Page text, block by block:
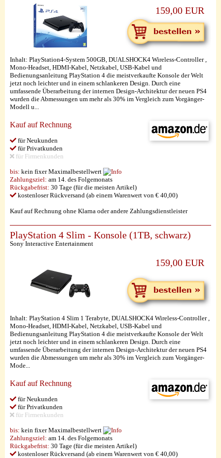
159,00 EUR
Inhalt: PlayStation4-System 500GB, DUALSHOCK4 Wireless-Controller ,
Mono-Headset, HDMI-Kabel, Netzkabel, USB-Kabel und
Bedienungsanleitung PlayStation 4 die meistverkaufte Konsole der Welt
jetzt noch leichter und in einem schlankeren Design. Durch eine
umfassende Überarbeitung der internen Design-Architektur der neuen PS4
wurden die Abmessungen um mehr als 30% im Vergleich zum Vorgänger-
Modell u...
Kauf auf Rechnung
für Neukunden
für Privatkunden
für Firmenkunden
bis: kein fixer Maximalbestellwert
Zahlungsziel: am 14. des Folgemonats
Rückgabefrist: 30 Tage (für die meisten Artikel)
kostenloser Rückversand (ab einem Warenwert von € 40,00)
Kauf auf Rechnung ohne Klarna oder andere Zahlungsdienstleister
PlayStation 4 Slim - Konsole (1TB, schwarz)
Sony Interactive Entertainment
159,00 EUR
Inhalt: PlayStation 4 Slim 1 Terabyte, DUALSHOCK4 Wireless-Controller ,
Mono-Headset, HDMI-Kabel, Netzkabel, USB-Kabel und
Bedienungsanleitung PlayStation 4 die meistverkaufte Konsole der Welt
jetzt noch leichter und in einem schlankeren Design. Durch eine
umfassende Überarbeitung der internen Design-Architektur der neuen PS4
wurden die Abmessungen um mehr als 30% im Vergleich zum Vorgänger-
Mode...
Kauf auf Rechnung
für Neukunden
für Privatkunden
für Firmenkunden
bis: kein fixer Maximalbestellwert
Zahlungsziel: am 14. des Folgemonats
Rückgabefrist: 30 Tage (für die meisten Artikel)
kostenloser Rückversand (ab einem Warenwert von € 40,00)